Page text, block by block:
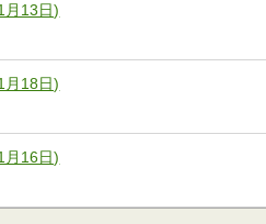
月13日)
月18日)
月16日)